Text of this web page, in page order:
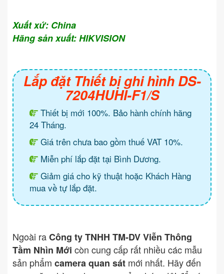
Xuất xứ: China
Hãng sản xuất: HIKVISION
Lắp đặt Thiết bị ghi hình DS-
7204HUHI-F1/S
Thiết bị mới 100%. Bảo hành chính hãng
24 Tháng.
Giá trên chưa bao gồm thuế VAT 10%.
Miễn phí lắp đặt tại Bình Dương.
Giảm giá cho kỹ thuật hoặc Khách Hàng
mua về tự lắp đặt.
Ngoài raCông ty TNHH TM-DV Viễn Thông
Tầm Nhìn Mới còn cung cấp rất nhiều các mẫu
sản phẩm camera quan sát mới nhất. Hãy đến